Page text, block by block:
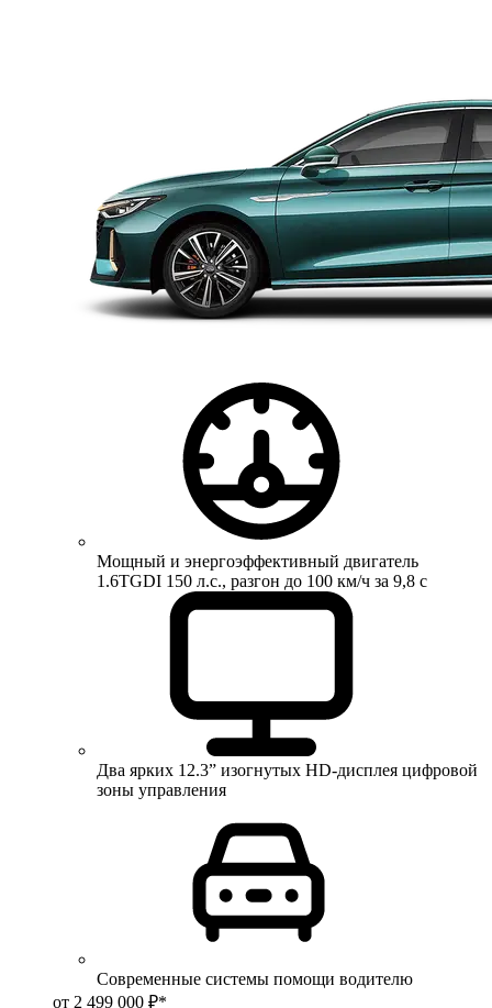
Мощный и энергоэффективный двигатель
1.6TGDI 150 л.с., разгон до 100 км/ч за 9,8 с
Два ярких 12.3” изогнутых HD-дисплея цифровой
зоны управления
Современные системы помощи водителю
от 2 499 000 ₽*